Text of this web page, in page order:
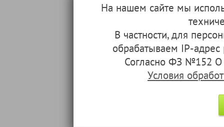
На нашем сайте мы
В частности, для
обрабатываем IP-
Согласно ФЗ №152 О
Условия